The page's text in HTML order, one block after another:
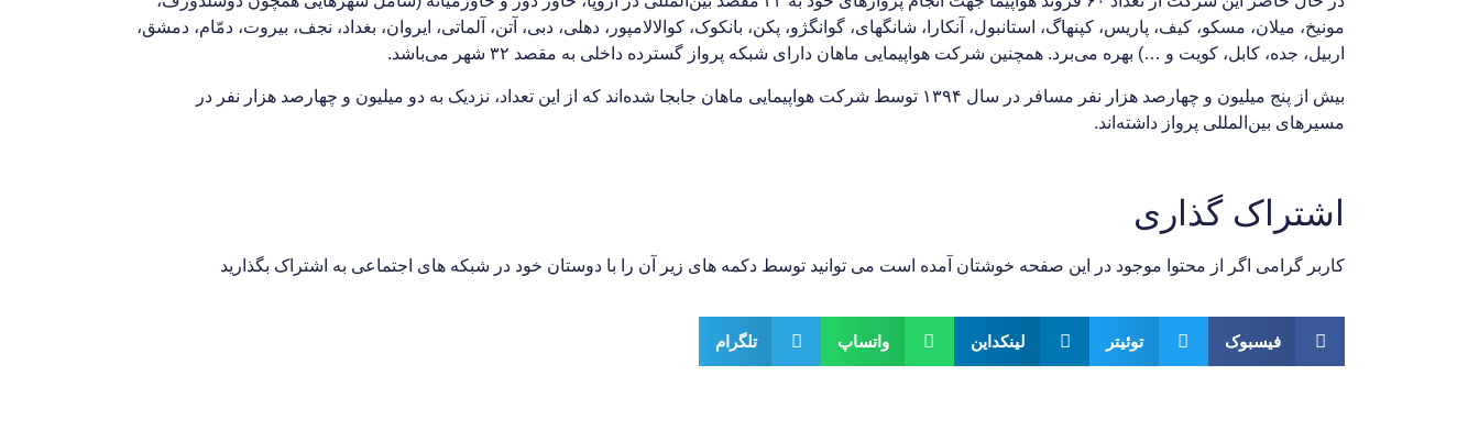
مونیخ، میلان، مسکو، کیف، پاریس، کپنهاگ، استانبول، آنکارا، شانگهای، گوانگژو، پکن، بانکوک، کوالالامپور، دهلی، دبی، آتن، آلماتی، ایروان، بغداد، نجف، بیروت، دمّام، دمشق،
اربیل، جده، کابل، کویت و …) بهره می‌برد. همچنین شرکت هواپیمایی ماهان دارای شبکه پرواز گسترده داخلی به مقصد ۳۲ شهر می‌باشد.
بیش از پنج میلیون و چهارصد هزار نفر مسافر در سال ۱۳۹۴ توسط شرکت هواپیمایی ماهان جابجا شده‌اند که از این تعداد، نزدیک به دو میلیون و چهارصد هزار نفر در
مسیرهای بین‌المللی پرواز داشته‌اند.
اشتراک گذاری
کاربر گرامی اگر از محتوا موجود در این صفحه خوشتان آمده است می توانید توسط دکمه های زیر آن را با دوستان خود در شبکه های اجتماعی به اشتراک بگذارید
فیسبوک توئیتر لینکداین واتساپ تلگرام